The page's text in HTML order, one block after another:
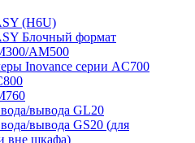
(H6U)
Блочный формат
AM500
Inovance серии AC700
вывода GL20
вывода GS20 (для
вне шкафа)